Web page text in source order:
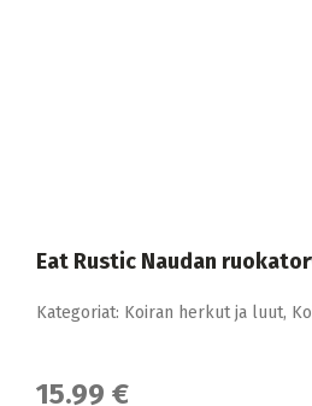
Eat Rustic Naudan
Kategoriat: Koiran herkut ja luut,
15.99 €